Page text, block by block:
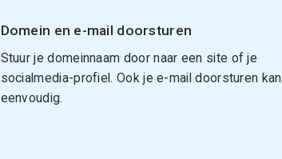
Domein en e-mail doorsturen
Stuur je domeinnaam door naar een site of je
socialmedia-profiel. Ook je e-mail doorsturen kan
eenvoudig.